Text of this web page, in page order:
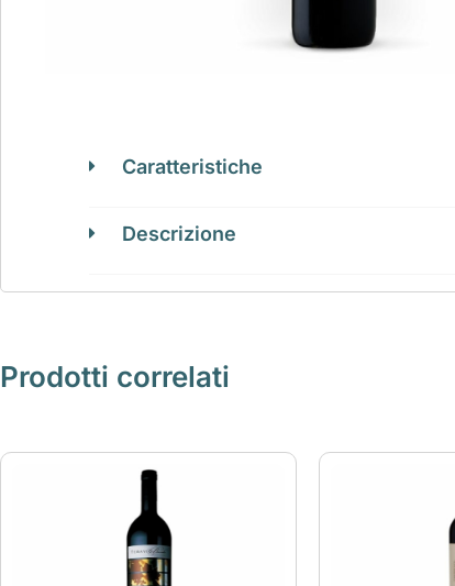
Caratteristiche
Descrizione
Prodotti correlati